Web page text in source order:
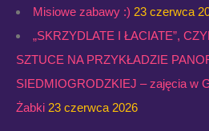
Misiowe zabawy :) 23 czerwca
„SKRZYDLATE I ŁACIATE”,
SZTUCE NA PRZYKŁADZIE
SIEDMIOGRODZKIEJ – zajęcia w
Żabki 23 czerwca 2026